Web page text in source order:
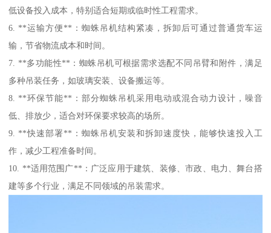
低设备投入成本，特别适合短期或临时性工程需求。
6. **运输方便**：蜘蛛吊机结构紧凑，拆卸后可通过普通货车运
输，节省物流成本和时间。
7. **多功能性**：蜘蛛吊机可根据需求选配不同吊臂和附件，满足
多种吊装任务，如玻璃安装、设备搬运等。
8. **环保节能**：部分蜘蛛吊机采用电动或混合动力设计，噪音
低、排放少，适合对环保要求较高的场所。
9. **快速部署**：蜘蛛吊机安装和拆卸速度快，能够快速投入工
作，减少工程准备时间。
10. **适用范围广**：广泛应用于建筑、装修、市政、电力、舞台搭
建等多个行业，满足不同领域的吊装需求。